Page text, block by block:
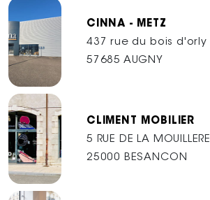
CINNA - METZ
437 rue du bois d'orly
57685 AUGNY
CLIMENT MOBILIER
5 RUE DE LA MOUILLERE
25000 BESANCON